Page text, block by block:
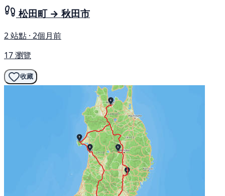
松田町 → 秋田市
2 站點 · 2個月前
17 瀏覽
收藏